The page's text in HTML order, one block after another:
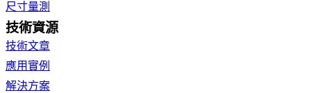
尺寸量測
技術資源
技術文章
應用實例
解決方案